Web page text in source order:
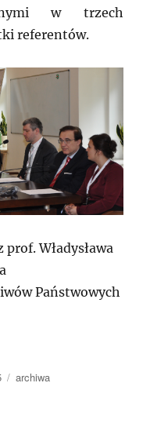
w trzech
referentów.
Władysława
Państwowych
Tagi
archiwa